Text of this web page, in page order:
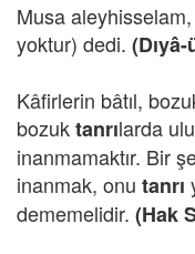
Musa
yoktur) dedi.
Kâfirlerin bâtıl,
bozuktanrılarda
inanmamaktır. Bir
inanmak, onu tanrı
dememelidir. (Hak